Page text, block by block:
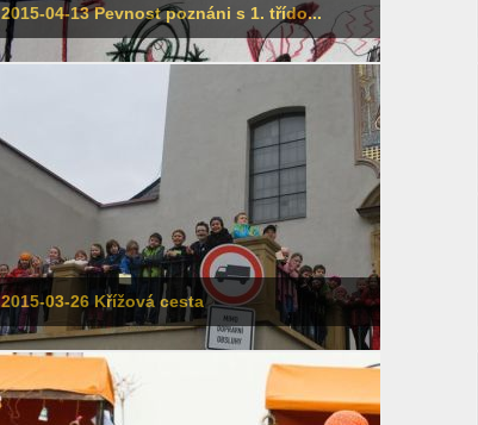
2015-04-13 Pevnost poznáni s 1. třído...
2015-03-26 Křížová cesta